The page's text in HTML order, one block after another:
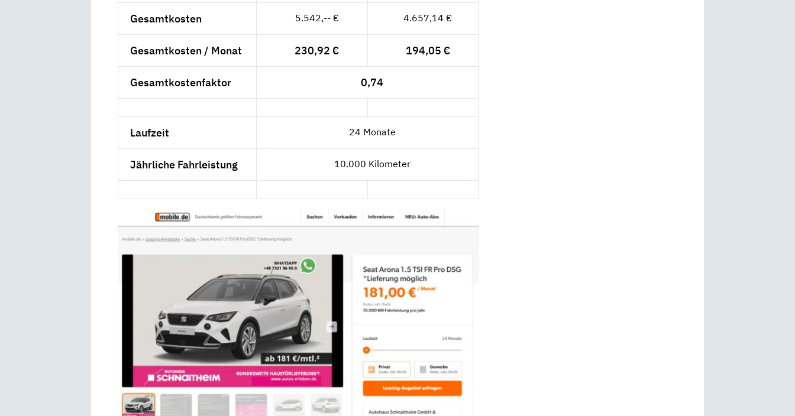
Gesamtkosten 5.542,-- € 4.657,14 €
Gesamtkosten / Monat 230,92 € 194,05 €
Gesamtkostenfaktor 0,74
Laufzeit 24 Monate
Jährliche Fahrleistung 10.000 Kilometer